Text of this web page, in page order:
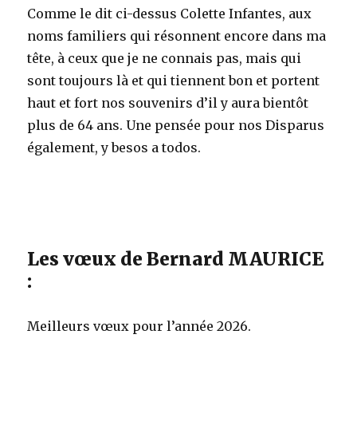
Comme le dit ci-dessus Colette Infantes, aux
noms familiers qui résonnent encore dans ma
tête, à ceux que je ne connais pas, mais qui
sont toujours là et qui tiennent bon et portent
haut et fort nos souvenirs d’il y aura bientôt
plus de 64 ans. Une pensée pour nos Disparus
également, y besos a todos.
Les vœux de Bernard MAURICE
:
Meilleurs vœux pour l’année 2026.